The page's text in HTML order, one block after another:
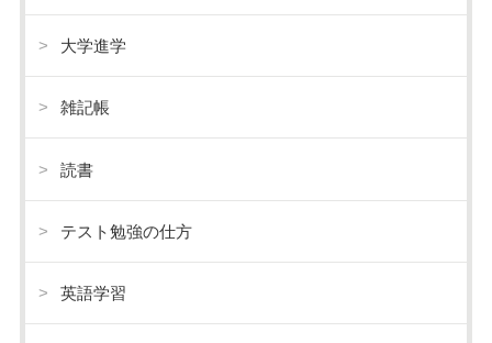
大学進学
雑記帳
読書
テスト勉強の仕方
英語学習